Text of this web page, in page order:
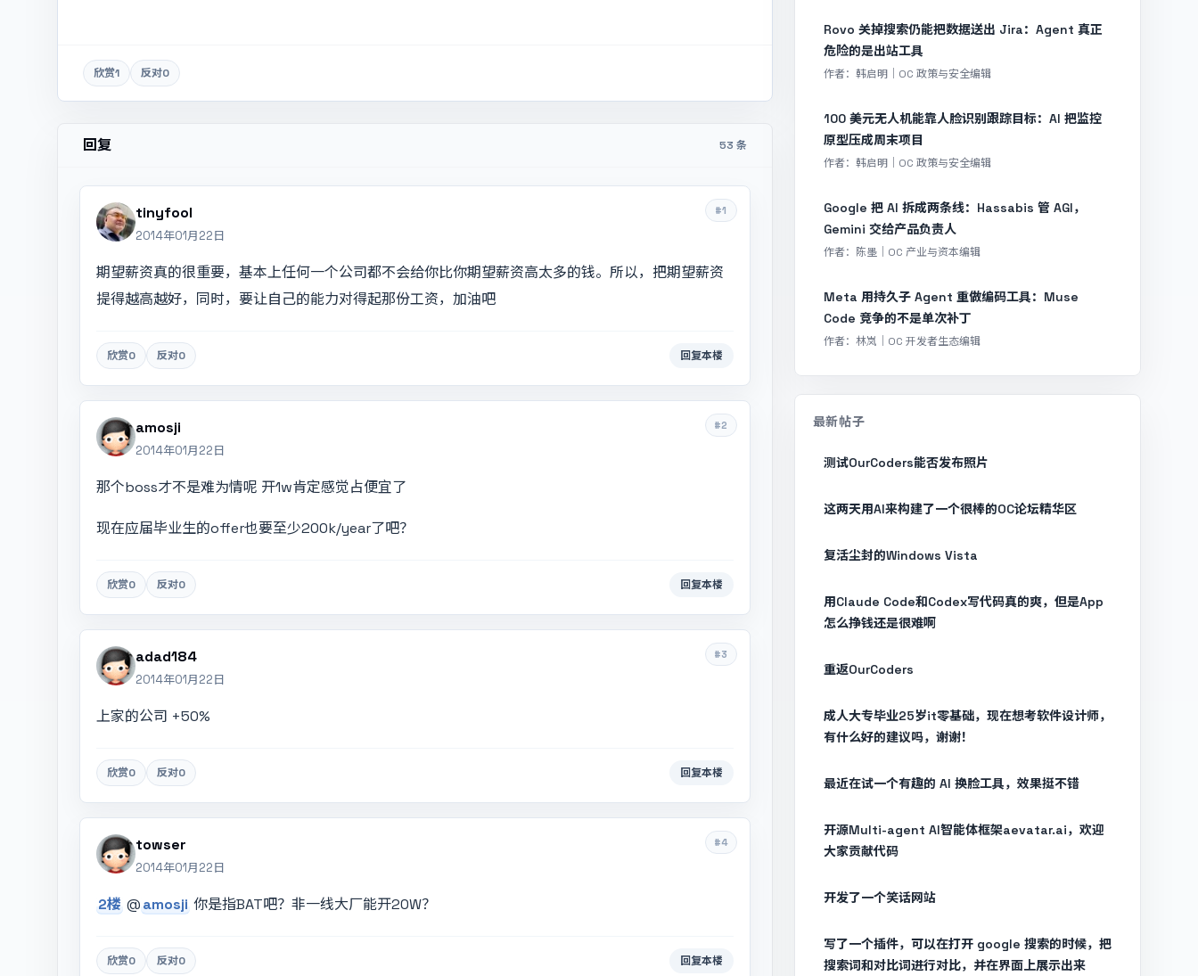
欣赏1 反对0
回复 53 条
#1
tinyfool
2014年01月22日
期望薪资真的很重要，基本上任何一个公司都不会给你比你期望薪资高太多的钱。所以，把期望薪资
提得越高越好，同时，要让自己的能力对得起那份工资，加油吧
欣赏0 反对0 回复本楼
#2
amosji
2014年01月22日
那个boss才不是难为情呢 开1w肯定感觉占便宜了
现在应届毕业生的offer也要至少200k/year了吧？
欣赏0 反对0 回复本楼
#3
adad184
2014年01月22日
上家的公司 +50%
欣赏0 反对0 回复本楼
#4
towser
2014年01月22日
2楼@amosji 你是指BAT吧？非一线大厂能开20W？
欣赏0 反对0 回复本楼
Rovo 关掉搜索仍能把数据送出 Jira：Agent 真正
危险的是出站工具
作者：韩启明｜OC 政策与安全编辑
100 美元无人机能靠人脸识别跟踪目标：AI 把监控
原型压成周末项目
作者：韩启明｜OC 政策与安全编辑
Google 把 AI 拆成两条线：Hassabis 管 AGI，
Gemini 交给产品负责人
作者：陈墨｜OC 产业与资本编辑
Meta 用持久子 Agent 重做编码工具：Muse
Code 竞争的不是单次补丁
作者：林岚｜OC 开发者生态编辑
最新帖子
测试OurCoders能否发布照片
这两天用AI来构建了一个很棒的OC论坛精华区
复活尘封的Windows Vista
用Claude Code和Codex写代码真的爽，但是App
怎么挣钱还是很难啊
重返OurCoders
成人大专毕业25岁it零基础，现在想考软件设计师，
有什么好的建议吗，谢谢！
最近在试一个有趣的 AI 换脸工具，效果挺不错
开源Multi-agent AI智能体框架aevatar.ai，欢迎
大家贡献代码
开发了一个笑话网站
写了一个插件，可以在打开 google 搜索的时候，把
搜索词和对比词进行对比，并在界面上展示出来